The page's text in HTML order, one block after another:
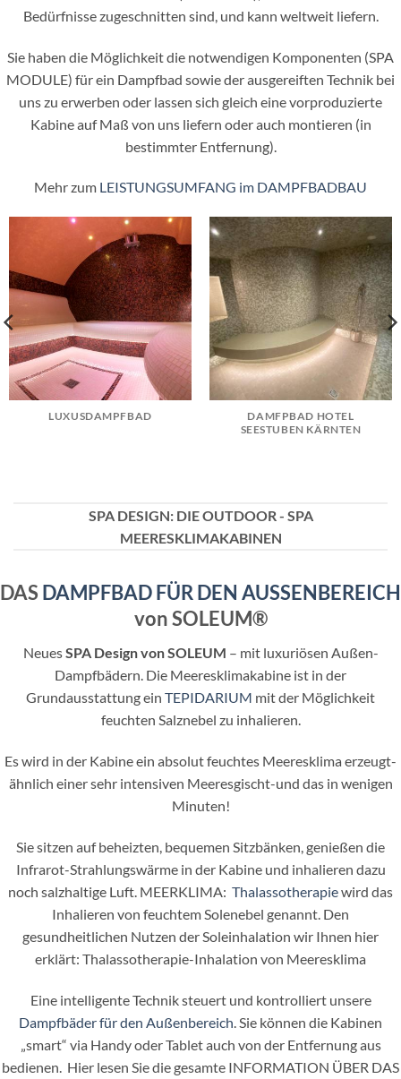
Bedürfnisse zugeschnitten sind, und kann weltweit liefern.
Sie haben die Möglichkeit die notwendigen Komponenten (SPA
MODULE) für ein Dampfbad sowie der ausgereiften Technik bei
uns zu erwerben oder lassen sich gleich eine vorproduzierte
Kabine auf Maß von uns liefern oder auch montieren (in
bestimmter Entfernung).
Mehr zum LEISTUNGSUMFANG im DAMPFBADBAU
LUXUSDAMPFBAD
DAMFPBAD HOTEL
SEESTUBEN KÄRNTEN
SPA DESIGN: DIE OUTDOOR - SPA
MEERESKLIMAKABINEN
DAS DAMPFBAD FÜR DEN AUSSENBEREICH
von SOLEUM®
NeuesSPA Design von SOLEUM – mit luxuriösen Außen-
Dampfbädern. Die Meeresklimakabine ist in der
Grundausstattung ein TEPIDARIUM mit der Möglichkeit
feuchten Salznebel zu inhalieren.
Es wird in der Kabine ein absolut feuchtes Meeresklima erzeugt-
ähnlich einer sehr intensiven Meeresgischt-und das in wenigen
Minuten!
Sie sitzen auf beheizten, bequemen Sitzbänken, genießen die
Infrarot-Strahlungswärme in der Kabine und inhalieren dazu
noch salzhaltige Luft. MEERKLIMA: Thalassotherapiewird das
Inhalieren von feuchtem Solenebel genannt. Den
gesundheitlichen Nutzen der Soleinhalation wir Ihnen hier
erklärt: Thalassotherapie-Inhalation von Meeresklima
Eine intelligente Technik steuert und kontrolliert unsere
Dampfbäder für den Außenbereich . Sie können die Kabinen
„smart“ via Handy oder Tablet auch von der Entfernung aus
bedienen. Hier lesen Sie die gesamte INFORMATION ÜBER DAS